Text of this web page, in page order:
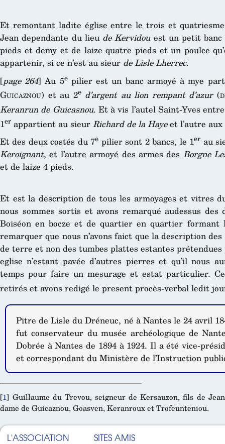
Et remontant ladite église entre le trois et
Jean dependante du lieu de Kervidouest un petit banc
pieds et demy et de laize quatre pieds et un poulce
appartenir, si ce n’est au sieur de Lisle Lherrec.
[page 264] Au 5epilier est un banc armoyé à mye
Guicaznou) et au 2e d’argent au lion rempant d’azur(
Keranrun de Guicasnou. Et à vis l’autel Saint-Yves
1er appartient au sieur Richard de la Hayeet l’autre aux
Et des deux costés du 7e pilier sont 2 bancs, le 1er au
Keroignant, et l’autre armoyé des armes des Borgne
et de laize 4 pieds.
Et est la description de tous les armoyages et vitres
nous sommes sortis et avons remarqué audessus
Boiséon en bocze et de quartier en quartier
remarquer que nous n’avons faict que la description
de terre et non des tumbes plattes estantes
eglise n’estant pavée d’autres pierres et qu’il nous
temps pour faire un mesurage et estat particulier.
retirés et avons redigé le present procès-verbal ledit
Pitre de Lisle du Dréneuc, né à Nantes le 24 avril
fut conservateur du musée archéologique de
Dobrée à Nantes de 1894 à 1924. Il a été vice-
et correspondant du Ministère de l’Instruction
[1]Guillaume du Trevou, seigneur de Kersauzon, fils de
dame de Guicaznou, Goasven, Keranroux et Trofeunteniou.
L'ASSOCIATION SITES AMIS